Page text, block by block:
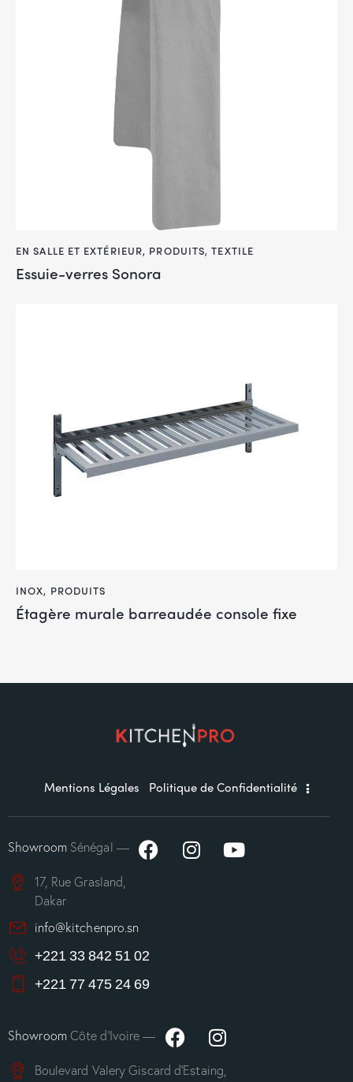
EN SALLE ET EXTÉRIEUR, PRODUITS,TEXTILE
Essuie-verres Sonora
INOX, PRODUITS
Étagère murale barreaudée console fixe
Mentions Légales Politique de Confidentialité
ShowroomSénégal —
17, Rue Grasland,
Dakar
info@kitchenpro.sn
+221 33 842 51 02
+221 77 475 24 69
ShowroomCôte d’Ivoire —
Boulevard Valery Giscard d’Estaing,